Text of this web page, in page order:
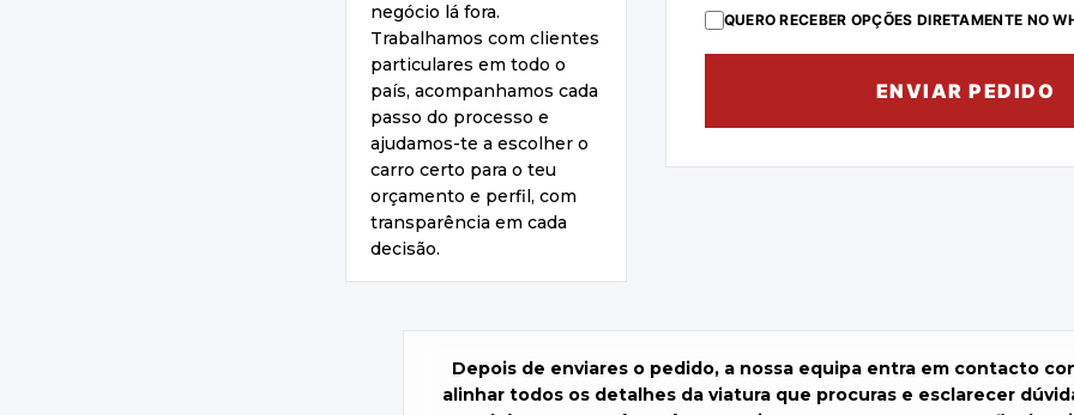
negócio lá fora.
Trabalhamos com clientes
particulares em todo o
país, acompanhamos cada
passo do processo e
ajudamos-te a escolher o
carro certo para o teu
orçamento e perfil, com
transparência em cada
decisão.
QUERO RECEBER OPÇÕES DIRETAMENTE NO
ENVIAR PEDIDO
Depois de enviares o pedido, a nossa equipa entra em contacto
alinhar todos os detalhes da viatura que procuras e esclarecer